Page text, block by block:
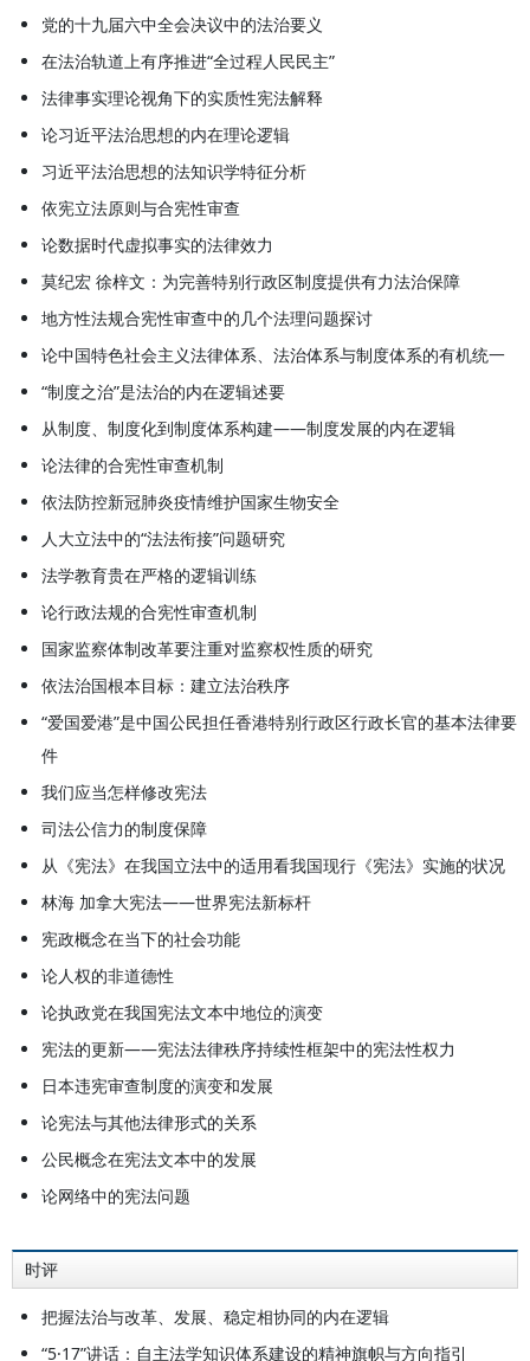
党的十九届六中全会决议中的法治要义
在法治轨道上有序推进“全过程人民民主”
法律事实理论视角下的实质性宪法解释
论习近平法治思想的内在理论逻辑
习近平法治思想的法知识学特征分析
依宪立法原则与合宪性审查
论数据时代虚拟事实的法律效力
莫纪宏 徐梓文：为完善特别行政区制度提供有力法治保障
地方性法规合宪性审查中的几个法理问题探讨
论中国特色社会主义法律体系、法治体系与制度体系的有机统一
“制度之治”是法治的内在逻辑述要
从制度、制度化到制度体系构建——制度发展的内在逻辑
论法律的合宪性审查机制
依法防控新冠肺炎疫情维护国家生物安全
人大立法中的“法法衔接”问题研究
法学教育贵在严格的逻辑训练
论行政法规的合宪性审查机制
国家监察体制改革要注重对监察权性质的研究
依法治国根本目标：建立法治秩序
“爱国爱港”是中国公民担任香港特别行政区行政长官的基本法律要
件
我们应当怎样修改宪法
司法公信力的制度保障
从《宪法》在我国立法中的适用看我国现行《宪法》实施的状况
林海 加拿大宪法——世界宪法新标杆
宪政概念在当下的社会功能
论人权的非道德性
论执政党在我国宪法文本中地位的演变
宪法的更新——宪法法律秩序持续性框架中的宪法性权力
日本违宪审查制度的演变和发展
论宪法与其他法律形式的关系
公民概念在宪法文本中的发展
论网络中的宪法问题
时评
把握法治与改革、发展、稳定相协同的内在逻辑
“5·17”讲话：自主法学知识体系建设的精神旗帜与方向指引